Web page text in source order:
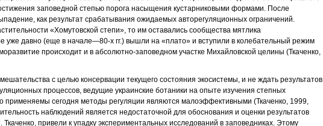
заповедной степью порога насыщения кустарниковыми формами. После
как результат срабатывания ожидаемых авторегуляционных ограничений.
«Хомутовской степи», то им оставались сообщества мятлика
уже давно (еще в начале—80-х гг.) вышли на «плато» и вступили в колебательный режим
происходит и в абсолютно-заповедном участке Михайловской целины (Ткаченко,
с целью консервации текущего состояния экосистемы, и не ждать результатов
процессов, ведущие украинские ботаники на опыте изучения степных
применяемы сегодня методы регуляции являются малоэффективными (Ткаченко, 1999,
наблюдений является недостаточной для обоснования и оценки результатов
привели к упадку экспериментальных исследований в заповедниках. Этому